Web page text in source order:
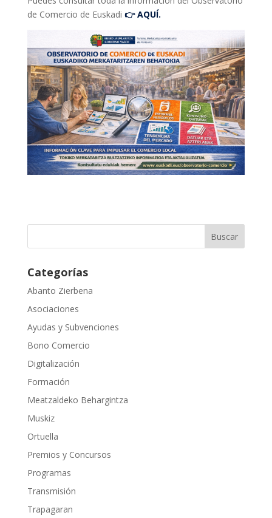
de Comercio de Euskadi 👉 AQUÍ.
Categorías
Abanto Zierbena
Asociaciones
Ayudas y Subvenciones
Bono Comercio
Digitalización
Formación
Meatzaldeko Behargintza
Muskiz
Ortuella
Premios y Concursos
Programas
Transmisión
Trapagaran